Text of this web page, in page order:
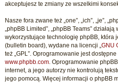
akceptujesz te zmiany ze wszelkimi
Nasze fora zwane też „one”, „ich”, „je”,
„phpBB Limited”, „phpBB Teams”
wykorzystujące technologię phpBB, która
(bulletin board), wydane na licencji „GNU
też „GPL”. Oprogramowanie jest
www.phpbb.com. Oprogramowanie
internet, a jego autorzy nie kontrolują
jego pomocą. Więcej informacji o phpBB